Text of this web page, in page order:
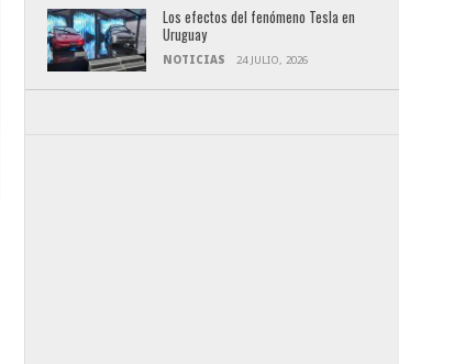
Los efectos del fenómeno Tesla en
Uruguay
NOTICIAS 24 JULIO, 2026